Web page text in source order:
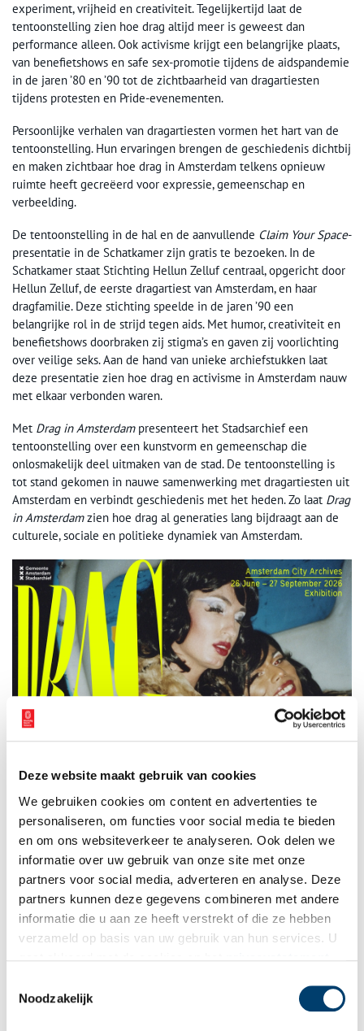
Deze website maakt gebruik van cookies
We gebruiken cookies om content en advertenties te
personaliseren, om functies voor social media te bieden
en om ons websiteverkeer te analyseren. Ook delen we
informatie over uw gebruik van onze site met onze
partners voor social media, adverteren en analyse. Deze
partners kunnen deze gegevens combineren met andere
informatie die u aan ze heeft verstrekt of die ze hebben
verzameld op basis van uw gebruik van hun services. U
Noodzakelijk
experiment, vrijheid en creativiteit. Tegelijkertijd laat de
tentoonstelling zien hoe drag altijd meer is geweest dan
performance alleen. Ook activisme krijgt een belangrijke plaats,
van benefietshows en safe sex-promotie tijdens de aidspandemie
in de jaren ’80 en ’90 tot de zichtbaarheid van dragartiesten
tijdens protesten en Pride-evenementen.
Persoonlijke verhalen van dragartiesten vormen het hart van de
tentoonstelling. Hun ervaringen brengen de geschiedenis dichtbij
en maken zichtbaar hoe drag in Amsterdam telkens opnieuw
ruimte heeft gecreëerd voor expressie, gemeenschap en
verbeelding.
De tentoonstelling in de hal en de aanvullende Claim Your Space-
presentatie in de Schatkamer zijn gratis te bezoeken. In de
Schatkamer staat Stichting Hellun Zelluf centraal, opgericht door
Hellun Zelluf, de eerste dragartiest van Amsterdam, en haar
dragfamilie. Deze stichting speelde in de jaren ’90 een
belangrijke rol in de strijd tegen aids. Met humor, creativiteit en
benefietshows doorbraken zij stigma’s en gaven zij voorlichting
over veilige seks. Aan de hand van unieke archiefstukken laat
deze presentatie zien hoe drag en activisme in Amsterdam nauw
met elkaar verbonden waren.
Met Drag in Amsterdampresenteert het Stadsarchief een
tentoonstelling over een kunstvorm en gemeenschap die
onlosmakelijk deel uitmaken van de stad. De tentoonstelling is
tot stand gekomen in nauwe samenwerking met dragartiesten uit
Amsterdam en verbindt geschiedenis met het heden. Zo laat Drag
in Amsterdamzien hoe drag al generaties lang bijdraagt aan de
culturele, sociale en politieke dynamiek van Amsterdam.
De tentoonstelling Drag in Amsterdam opent op vrijdag 26 juni
en is tijdens WorldPride te zien in het Stadsarchief Amsterdam.
Toegang is gratis.
Bron:Stadsarchief Amsterdam
Ontvang de nieuwsbrief
laatste erfgoednieuws? Schrijf u dan nu in voor onze
wekelijkse nieuwsbrief!